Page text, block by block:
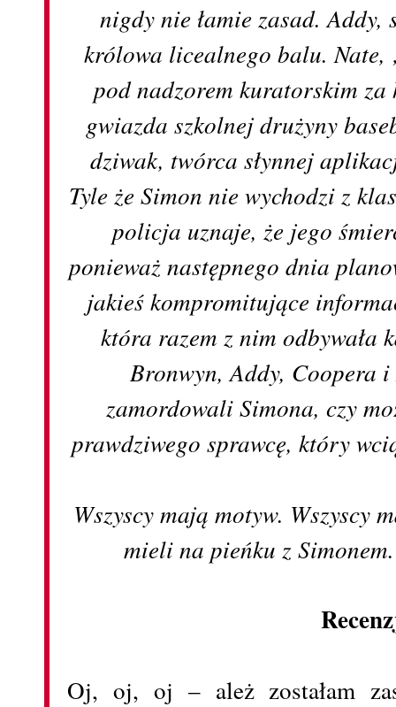
nigdy nie łamie zasad.
królowa licealnego balu. Nate,
pod nadzorem kuratorskim
gwiazda szkolnej drużyny
dziwak, twórca słynnej
Tyle że Simon nie wychodzi z
policja uznaje, że jego
ponieważ następnego dnia
jakieś kompromitujące
która razem z nim odbywała
Bronwyn, Addy, Coopera i
zamordowali Simona, czy
prawdziwego sprawcę, który
Wszyscy mają motyw. Wszyscy
mieli na pieńku z
Oj, oj, oj – ależ zostałam